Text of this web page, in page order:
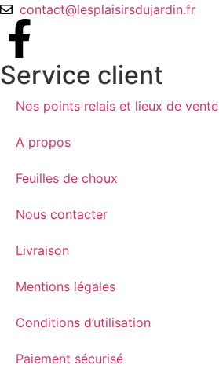
contact@lesplaisirsdujardin.fr
Service client
Nos points relais et lieux de vente
A propos
Feuilles de choux
Nous contacter
Livraison
Mentions légales
Conditions d’utilisation
Paiement sécurisé